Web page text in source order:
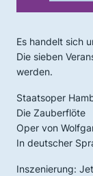
Es handelt sich
Die sieben
werden.
Staatsoper
Die Zauberflöte
Oper von
In deutscher
Inszenierung: